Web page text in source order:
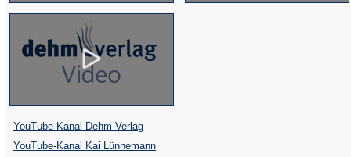
YouTube-Kanal Dehm Verlag(Öffnet
in
YouTube-Kanal Kai Lünnemann(Öffnet